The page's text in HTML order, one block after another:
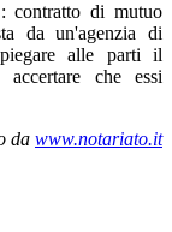
contratto di mutuo
da un'agenzia di
alle parti il
che essi
da www.notariato.it